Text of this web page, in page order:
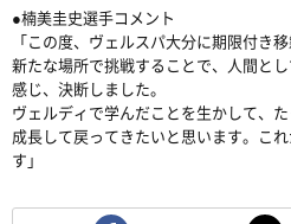
●楠美圭史選手コメント
「この度、ヴェルスパ大分に期限付き
新たな場所で挑戦することで、人間と
感じ、決断しました。
ヴェルディで学んだことを生かして、
成長して戻ってきたいと思います。こ
す」